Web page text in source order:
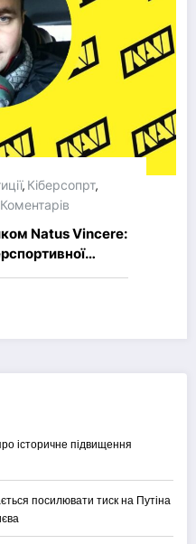
, Кіберсопрт,
Natus Vincere:
історичне підвищення
посилювати тиск на Путіна